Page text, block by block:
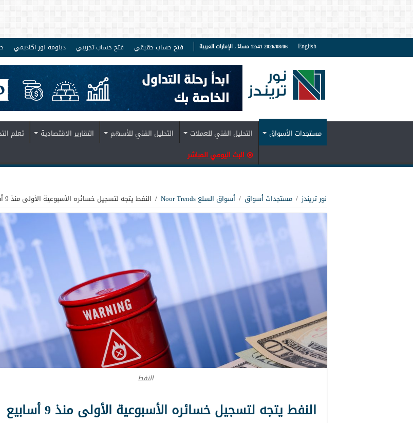
English 2026/08/06 12:41 مساءً ، الإمارات العربية فتح حساب حقيقي فتح حساب تجريبي دبلومة نور اكاديمي
مستجدات الأسواق التحليل الفني للعملات التحليل الفني للأسهم التقارير الاقتصادية تعلم
البث اليومي المباشر
نور تريندز / مستجدات أسواق / أسواق السلع Noor Trends / النفط يتجه لتسجيل خسائره الأسبوعية الأولى منذ 9 أسابيع
النفط
النفط يتجه لتسجيل خسائره الأسبوعية الأولى منذ 9 أسابيع